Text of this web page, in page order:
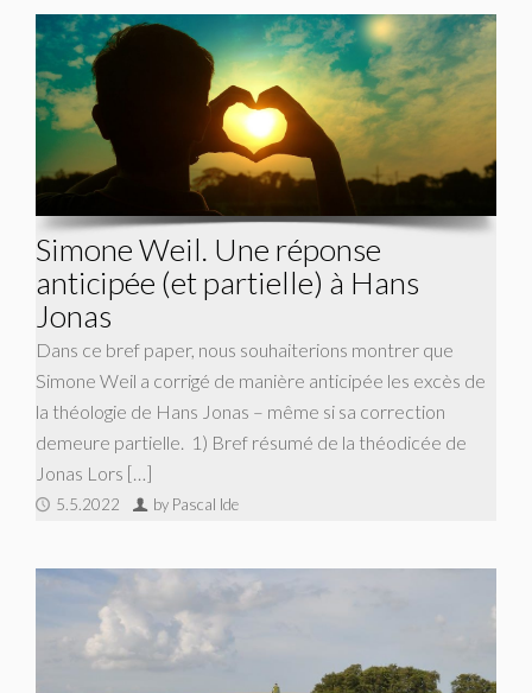
Simone Weil. Une réponse
anticipée (et partielle) à Hans
Jonas
Dans ce bref paper, nous souhaiterions montrer que
Simone Weil a corrigé de manière anticipée les excès de
la théologie de Hans Jonas – même si sa correction
demeure partielle. 1) Bref résumé de la théodicée de
Jonas Lors […]
5.5.2022 by Pascal Ide